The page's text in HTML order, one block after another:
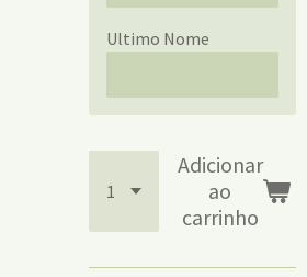
Ultimo Nome
Adicionar
ao
carrinho